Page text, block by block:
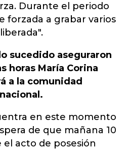
Durante el periodo
forzada a grabar varios
sucedido aseguraron
horas María Corina
a la comunidad
en este momento
de que mañana 10
acto de posesión